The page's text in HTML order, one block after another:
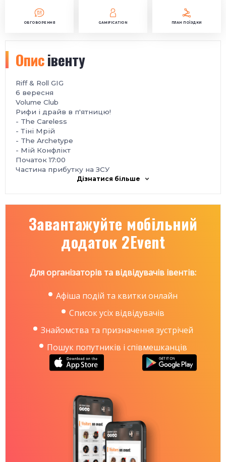
ОБГОВОРЕННЯ GAMIFICATION ПЛАН ПОЇЗДКИ
Описівенту
Riff & Roll GIG
6 вересня
Volume Club
Рифи і драйв в п'ятницю!
- The Careless
- Тіні Мрій
- The Archetype
- Мій Конфлікт
Початок 17:00
Частина прибутку на ЗСУ
Дізнатися більше
Завантажуйте мобільний
додаток 2Event
Для організаторів та відвідувачів івентів:
Афіша подій та квитки онлайн
Список усіх відвідувачів
Знайомства та призначення зустрічей
Пошук попутників і співмешканців